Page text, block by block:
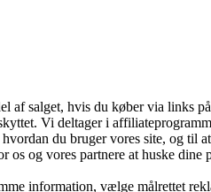
af salget, hvis du køber via links
Vi deltager i
du bruger vores site, og til
og vores partnere at huske
information, vælge målrettet